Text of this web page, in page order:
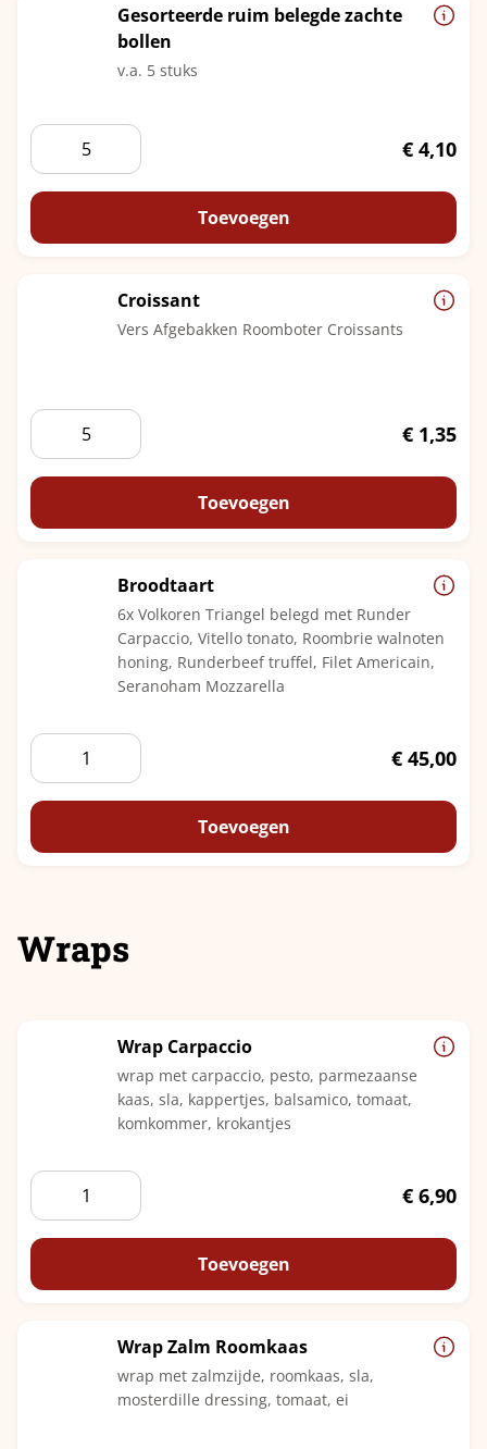
Gesorteerde ruim belegde zachte
bollen
v.a. 5 stuks
Gesorteerde
ruim
belegde
bollen
€ 4,10
Toevoegen
Croissant
Vers Afgebakken Roomboter Croissants
Croissant
aantal
€ 1,35
Toevoegen
Broodtaart
6x Volkoren Triangel belegd met Runder
Carpaccio, Vitello tonato, Roombrie walnoten
honing, Runderbeef truffel, Filet Americain,
Seranoham Mozzarella
Broodtaart
aantal
€ 45,00
Toevoegen
Wraps
Wrap Carpaccio
wrap met carpaccio, pesto, parmezaanse
kaas, sla, kappertjes, balsamico, tomaat,
komkommer, krokantjes
Wrap
Carpaccio
aantal
€ 6,90
Toevoegen
Wrap Zalm Roomkaas
wrap met zalmzijde, roomkaas, sla,
mosterdille dressing, tomaat, ei